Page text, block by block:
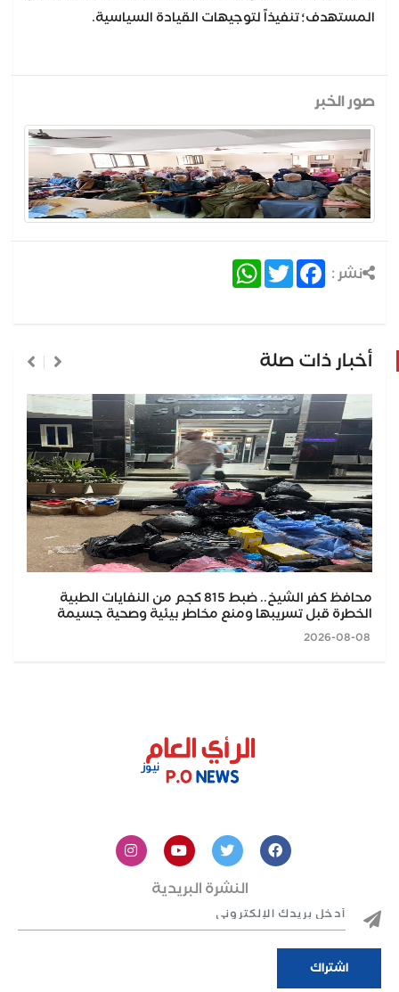
المستهدف؛ تنفيذاً لتوجيهات القيادة السياسية.
صور الخبر
نشر : Facebook
Twitter
WhatsApp
أخبار ذات صلة
محافظ كفر الشيخ.. ضبط 815 كجم من النفايات الطبية
الخطرة قبل تسريبها ومنع مخاطر بيئية وصحية جسيمة
النشرة البريدية